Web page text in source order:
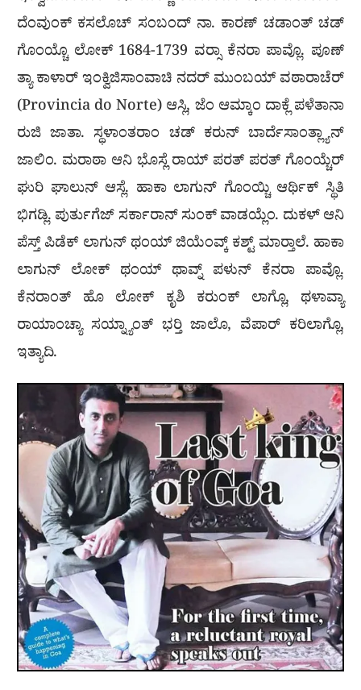
ದೆಂವುಂಕ್ ಕಸಲೊಚ್ ಸಂಬಂದ್ ನಾ. ಕಾರಣ್ ಚಡಾಂತ್ ಚಡ್
ಗೊಂಯ್ಚೊ ಲೋಕ್ 1684-1739 ವರ್‍ಸಾ ಕೆನರಾ ಪಾವ್ಲೊ. ಪೂಣ್
ತ್ಯಾ ಕಾಳಾರ್ ಇಂಕ್ವಿಜಿಸಾಂವಾಚಿ ನದರ್ ಮುಂಬಯ್ ವಠಾರಾಚೆರ್
(Provincia do Norte) ಆಸ್ಲಿ, ಜೆಂ ಆಮ್ಕಾಂ ದಾಕ್ಲೆ ಪಳೆತಾನಾ
ರುಜಿ ಜಾತಾ. ಸ್ಥಳಾಂತರಾಂ ಚಡ್ ಕರುನ್ ಬಾರ್ದೆಸಾಂತ್ಲ್ಯಾನ್
ಜಾಲಿಂ. ಮರಾಠಾ ಆನಿ ಭೊಸ್ಲೆ ರಾಯ್ ಪರತ್ ಪರತ್ ಗೊಂಯ್ಚೆರ್
ಘುರಿ ಘಾಲುನ್ ಆಸ್ಲೆ. ಹಾಕಾ ಲಾಗುನ್ ಗೊಂಯ್ಚಿ ಆರ್ಥಿಕ್ ಸ್ಥಿತಿ
ಭಿಗಡ್ಲಿ. ಪುರ್ತುಗೆಜ್ ಸರ್ಕಾರಾನ್ ಸುಂಕ್ ವಾಡಯ್ಲೆಂ. ದುಕಳ್ ಆನಿ
ಪೆಸ್ತ್ ಪಿಡೆಕ್ ಲಾಗುನ್ ಥಂಯ್ ಜಿಯೆಂವ್ಕ್ ಕಶ್ಟ್ ಮಾರ್‍ತಾಲೆ. ಹಾಕಾ
ಲಾಗುನ್ ಲೋಕ್ ಥಂಯ್ ಥಾವ್ನ್ ಪಳುನ್ ಕೆನರಾ ಪಾವ್ಲೊ.
ಕೆನರಾಂತ್ ಹೊ ಲೋಕ್ ಕೃಶಿ ಕರುಂಕ್ ಲಾಗ್ಲೊ, ಥಳಾವ್ಯಾ
ರಾಯಾಂಚ್ಯಾ ಸಯ್ನ್ಯಾಂತ್ ಭರ್‍ತಿ ಜಾಲೊ, ವೆಪಾರ್ ಕರಿಲಾಗ್ಲೊ,
ಇತ್ಯಾದಿ.